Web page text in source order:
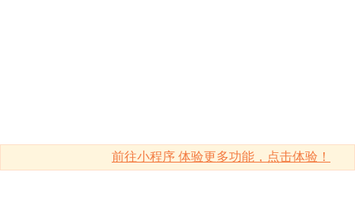
前往小程序 体验更多功能，点击体验！